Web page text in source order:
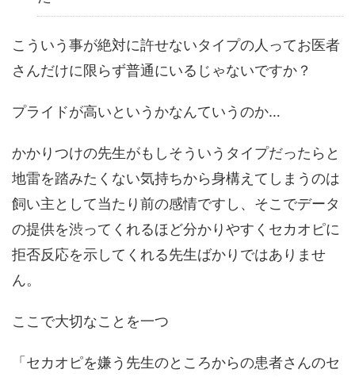
こういう事が絶対に許せないタイプの人ってお医者
さんだけに限らず普通にいるじゃないですか？
プライドが高いというかなんていうのか…
かかりつけの先生がもしそういうタイプだったらと
地雷を踏みたくない気持ちから身構えてしまうのは
飼い主として当たり前の感情ですし、そこでデータ
の提供を渋ってくれるほど分かりやすくセカオピに
拒否反応を示してくれる先生ばかりではありませ
ん。
ここで大切なことを一つ
「セカオピを嫌う先生のところからの患者さんのセ